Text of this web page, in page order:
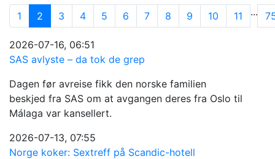
1 2 3 4 5 6 7 8 9 10 11 ...
2026-07-16, 06:51
SAS avlyste – da tok de grep
Dagen før avreise fikk den norske familien
beskjed fra SAS om at avgangen deres fra Oslo til
Málaga var kansellert.
2026-07-13, 07:55
Norge koker: Sextreff på Scandic-hotell